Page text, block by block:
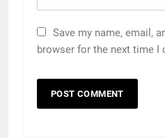
Save my name, email,
browser for the next time I